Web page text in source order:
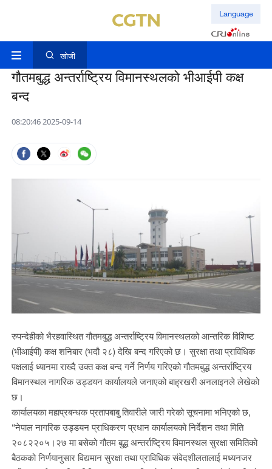
Language
खोजी
गौतमबुद्ध अन्तर्राष्ट्रिय विमानस्थलको भीआईपी कक्ष
बन्द
08:20:46 2025-09-14
रुपन्देहीको भैरहवास्थित गौतमबुद्ध अन्तर्राष्ट्रिय विमानस्थलको आन्तरिक विशिष्ट
(भीआईपी) कक्ष शनिबार (भदौ २८) देखि बन्द गरिएको छ। सुरक्षा तथा प्राविधिक
पक्षलाई ध्यानमा राख्दै उक्त कक्ष बन्द गर्ने निर्णय गरिएको गौतमबुद्ध अन्तर्राष्ट्रिय
विमानस्थल नागरिक उड्डयन कार्यालयले जनाएको बाह्रखरी अनलाइनले लेखेको
छ।
कार्यालयका महाप्रबन्धक प्रतापबाबु तिवारीले जारी गरेको सूचनामा भनिएको छ,
“नेपाल नागरिक उड्डयन प्राधिकरण प्रधान कार्यालयको निर्देशन तथा मिति
२०८२२०५।२७ मा बसेको गौतम बुद्ध अन्तर्राष्ट्रिय विमानस्थल सुरक्षा समितिको
बैठकको निर्णयानुसार विद्यमान सुरक्षा तथा प्राविधिक संवेदशीलतालाई मध्यनजर